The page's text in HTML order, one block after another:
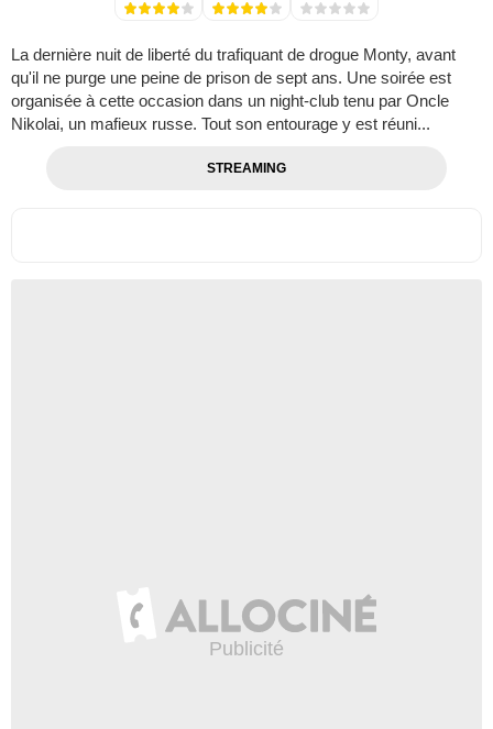
La dernière nuit de liberté du trafiquant de drogue Monty, avant
qu'il ne purge une peine de prison de sept ans. Une soirée est
organisée à cette occasion dans un night-club tenu par Oncle
Nikolai, un mafieux russe. Tout son entourage y est réuni...
STREAMING